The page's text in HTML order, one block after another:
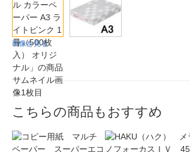
画像を見る
こちらの商品もおすすめ